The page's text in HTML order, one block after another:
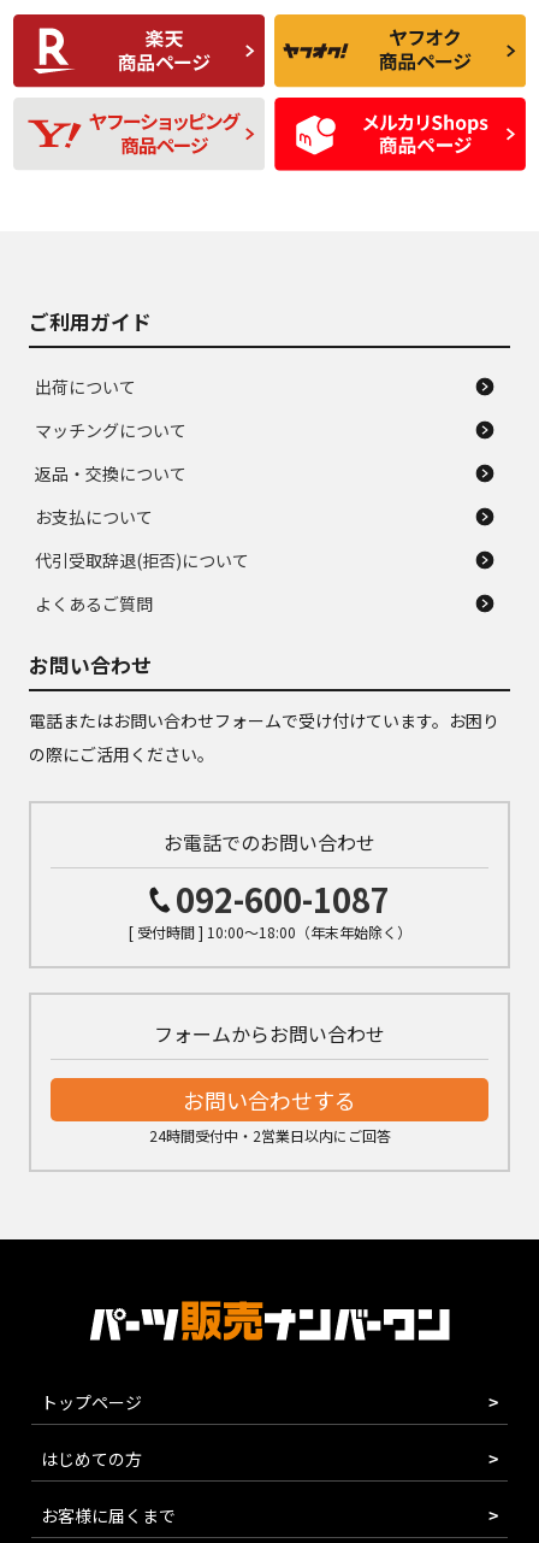
C
比較的きれいな中古
品
C
られるが、使用に問
題のない中古品
D
使用感や目立つ傷が
あり、一般的な中古
品
D
残り溝も少なく、偏
磨耗がみられ、短期
間使用できるくらい
の中古品
ご利用ガイド
出荷について
マッチングについて
返品・交換について
お支払について
代引受取辞退(拒否)について
よくあるご質問
お問い合わせ
電話またはお問い合わせフォームで受け付けています。お困り
の際にご活用ください。
お電話でのお問い合わせ
092-600-1087
[ 受付時間 ] 10:00～18:00（年末年始除く）
フォームからお問い合わせ
お問い合わせする
24時間受付中・2営業日以内にご回答
トップページ
はじめての方
お客様に届くまで